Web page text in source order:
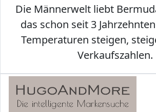
Die Männerwelt liebt
das schon seit 3
Temperaturen steigen,
Verkaufszahlen.